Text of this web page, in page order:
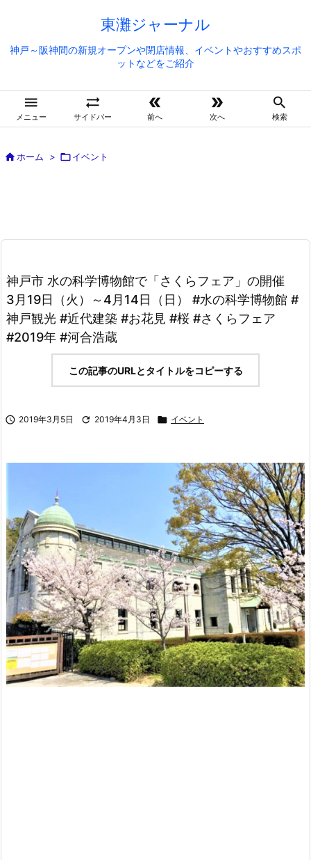
東灘ジャーナル
神戸～阪神間の新規オープンや閉店情報、イベントやおすすめスポ
ットなどをご紹介

メニュー

サイドバー

前へ

次へ

検索
ホーム > イベント
神戸市 水の科学博物館で「さくらフェア」の開催
3月19日（火）～4月14日（日） #水の科学博物館 #
神戸観光 #近代建築 #お花見 #桜 #さくらフェア
#2019年 #河合浩蔵
この記事のURLとタイトルをコピーする
 2019年3月5日  2019年4月3日  イベント